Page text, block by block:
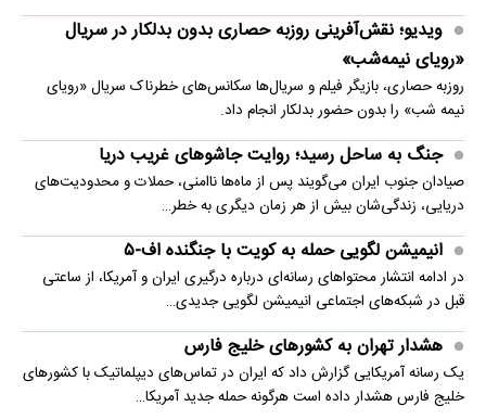
ویدیو؛ نقش‌آفرینی روزبه حصاری بدون بدلکار در سریال
«رویای نیمه‌شب»
روزبه حصاری، بازیگر فیلم و سریال‌ها سکانس‌های خطرناک سریال «رویای
نیمه شب» را بدون حضور بدلکار انجام داد.
جنگ به ساحل رسید؛ روایت جاشوهای غریب دریا
صیادان جنوب ایران می‌گویند پس از ماه‌ها ناامنی، حملات و محدودیت‌های
دریایی، زندگی‌شان بیش از هر زمان دیگری به خطر…
انیمیشن لگویی حمله به کویت با جنگنده اف-۵
در ادامه انتشار محتواهای رسانه‌ای درباره درگیری ایران و آمریکا، از ساعتی
قبل در شبکه‌های اجتماعی انیمیشن لگویی جدیدی…
هشدار تهران به کشورهای خلیج فارس
یک رسانه آمریکایی گزارش داد که ایران در تماس‌های دیپلماتیک با کشورهای
خلیج فارس هشدار داده است هرگونه حمله جدید آمریکا…